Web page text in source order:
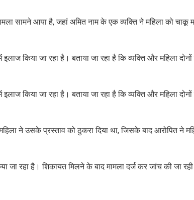
सामने आया है, जहां अमित नाम के एक व्यक्ति ने महिला को चाकू
किया जा रहा है। बताया जा रहा है कि व्यक्ति और महिला
किया जा रहा है। बताया जा रहा है कि व्यक्ति और महिला
ने उसके प्रस्ताव को ठुकरा दिया था, जिसके बाद आरोपित ने
जा रहा है। शिकायत मिलने के बाद मामला दर्ज कर जांच की जा